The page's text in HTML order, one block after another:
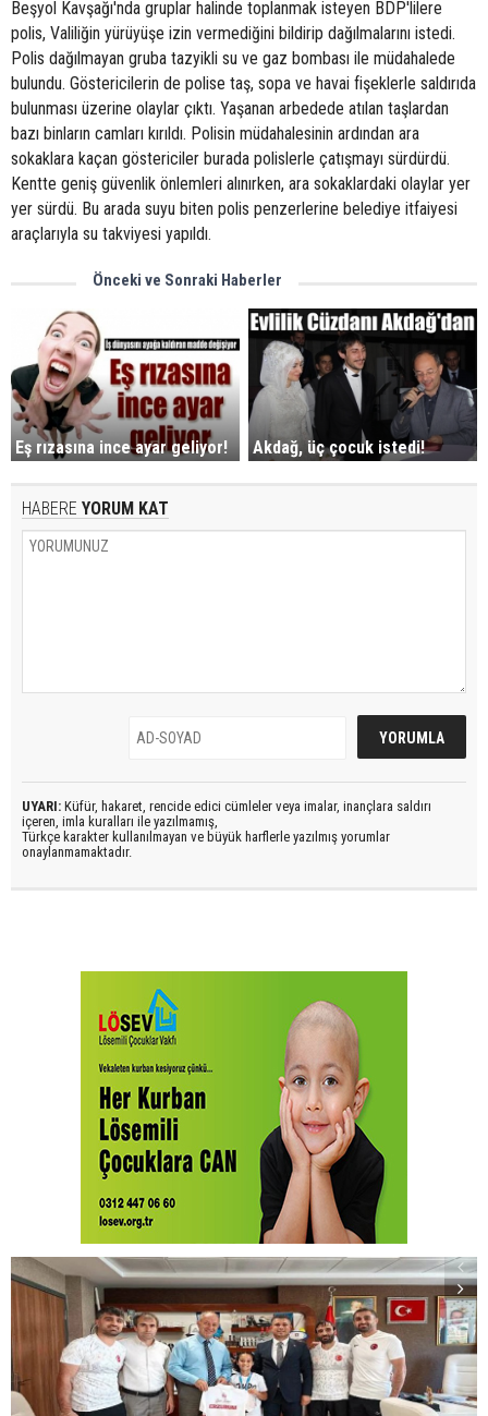
Beşyol Kavşağı'nda gruplar halinde toplanmak isteyen BDP'lilere
polis, Valiliğin yürüyüşe izin vermediğini bildirip dağılmalarını istedi.
Polis dağılmayan gruba tazyikli su ve gaz bombası ile müdahalede
bulundu. Göstericilerin de polise taş, sopa ve havai fişeklerle saldırıda
bulunması üzerine olaylar çıktı. Yaşanan arbedede atılan taşlardan
bazı binların camları kırıldı. Polisin müdahalesinin ardından ara
sokaklara kaçan göstericiler burada polislerle çatışmayı sürdürdü.
Kentte geniş güvenlik önlemleri alınırken, ara sokaklardaki olaylar yer
yer sürdü. Bu arada suyu biten polis penzerlerine belediye itfaiyesi
araçlarıyla su takviyesi yapıldı.
Önceki ve Sonraki Haberler
Eş rızasına ince ayar geliyor! Akdağ, üç çocuk istedi!
HABERE YORUM KAT
UYARI: Küfür, hakaret, rencide edici cümleler veya imalar, inançlara saldırı
içeren, imla kuralları ile yazılmamış,
Türkçe karakter kullanılmayan ve büyük harflerle yazılmış yorumlar
onaylanmamaktadır.